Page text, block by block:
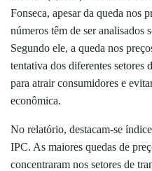
Fonseca, apesar da queda nos
números têm de ser analisados
Segundo ele, a queda nos
tentativa dos diferentes setores
para atrair consumidores e
econômica.
No relatório, destacam-se
IPC. As maiores quedas de
concentraram nos setores de